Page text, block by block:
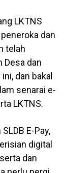
LKTNS
dan
telah
Desa dan
dan bakal
senarai e-
LKTNS.
E-Pay,
digital
dan